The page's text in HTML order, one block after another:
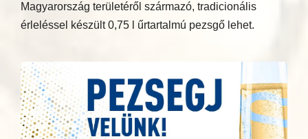
Magyarország területéről származó, tradicionális
érleléssel készült 0,75 l űrtartalmú pezsgő lehet.